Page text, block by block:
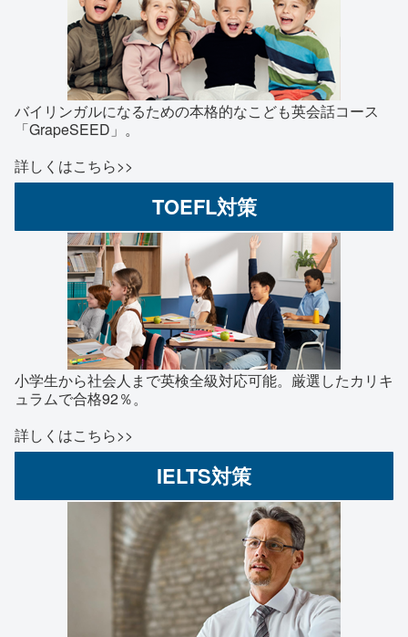
バイリンガルになるための本格的なこども英会話コース
「GrapeSEED」。
詳しくはこちら>>
TOEFL対策
小学生から社会人まで英検全級対応可能。厳選したカリキ
ュラムで合格92％。
詳しくはこちら>>
IELTS対策